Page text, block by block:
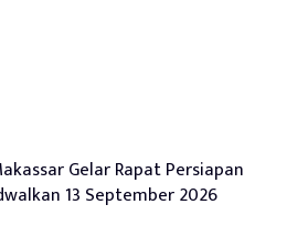
Gelar Rapat Persiapan
13 September 2026